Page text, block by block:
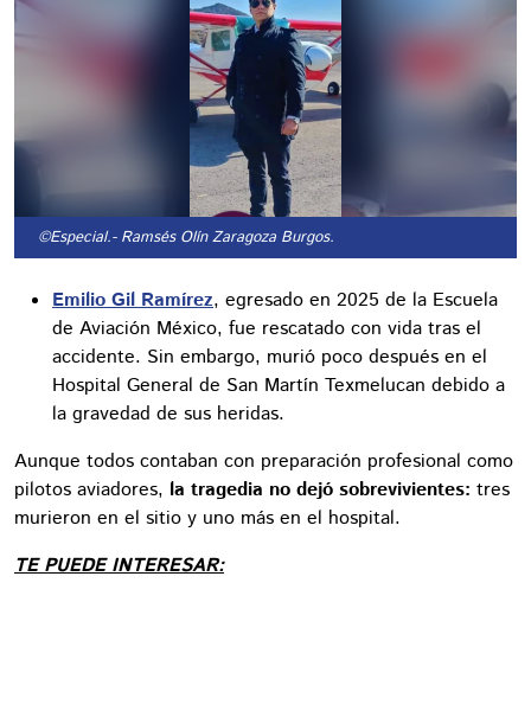
©Especial.- Ramsés Olín Zaragoza Burgos.
Emilio Gil Ramírez, egresado en 2025 de la Escuela
de Aviación México, fue rescatado con vida tras el
accidente. Sin embargo, murió poco después en el
Hospital General de San Martín Texmelucan debido a
la gravedad de sus heridas.
Aunque todos contaban con preparación profesional como
pilotos aviadores, la tragedia no dejó sobrevivientes: tres
murieron en el sitio y uno más en el hospital.
TE PUEDE INTERESAR: